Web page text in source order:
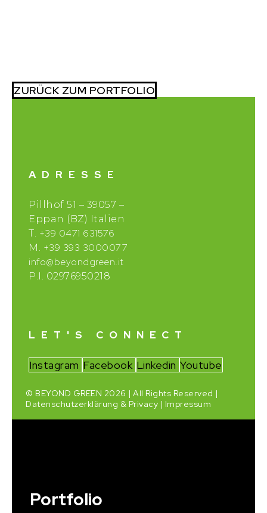
ZURÜCK ZUM PORTFOLIO
ADRESSE
Pillhof 51 – 39057 –
Eppan (BZ) Italien
T. +39 0471 631576
M. +39 393 3000077
info@beyondgreen.it
P.I. 02976950218
LET'S CONNECT
Instagram Facebook Linkedin Youtube
© BEYOND GREEN 2026 | All Rights Reserved |
Datenschutzerklärung & Privacy | Impressum
Portfolio